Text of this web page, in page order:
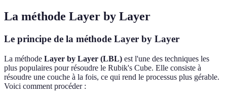
La méthode Layer by Layer
Le principe de la méthode Layer by Layer
La méthode Layer by Layer (LBL) est l'une des techniques les
plus populaires pour résoudre le Rubik's Cube. Elle consiste à
résoudre une couche à la fois, ce qui rend le processus plus gérable.
Voici comment procéder :